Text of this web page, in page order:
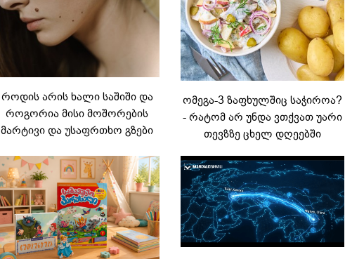
როდის არის ხალი საშიში და
როგორია მისი მოშორების
მარტივი და უსაფრთხო გზები
ომეგა-3 ზაფხულშიც საჭიროა?
- რატომ არ უნდა ვთქვათ უარი
თევზზე ცხელ დღეებში